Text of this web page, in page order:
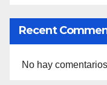
Recent
No hay